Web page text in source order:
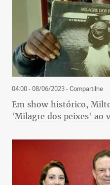
04:00 - 08/06/2023- Compartilhe
Em show histórico,
'Milagre dos peixes' ao